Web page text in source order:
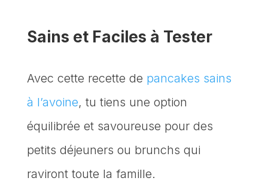
Sains et Faciles à Tester
Avec cette recette de pancakes sains
à l’avoine, tu tiens une option
équilibrée et savoureuse pour des
petits déjeuners ou brunchs qui
raviront toute la famille.